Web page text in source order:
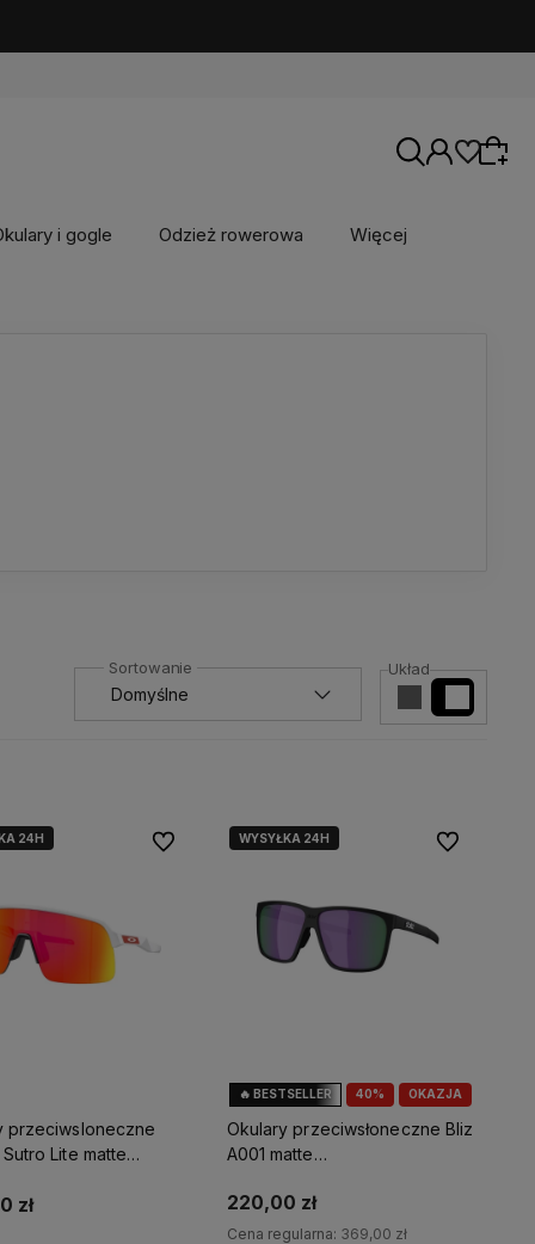
i gogle Odzież rowerowa Więcej
Układ
24H
przeciwsloneczne
Lite matte
zł
Do ulubionych
40% OKAZJA
🔥 BESTSELLER
WYSYŁKA 24H
Okulary przeciwsłoneczne Bliz
A001 matte
220,00 zł
Cena regularna: 369,00 zł
Do ulubionych